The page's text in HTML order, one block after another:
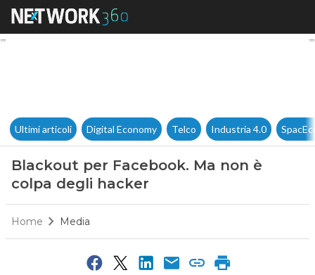
Blackout per Facebook. Ma
Ultimi articoli Digital Economy Telco Industria 4.0
Blackout per Facebook. Ma non è
colpa degli hacker
Home Media